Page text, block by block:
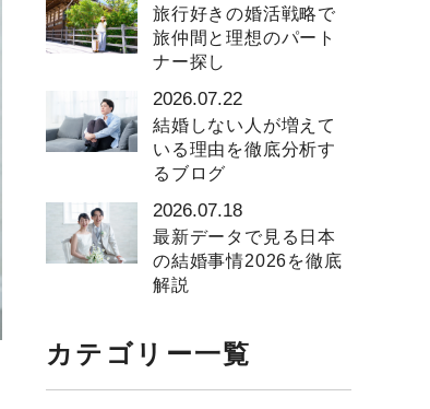
旅行好きの婚活戦略で
旅仲間と理想のパート
ナー探し
2026.07.22
結婚しない人が増えて
いる理由を徹底分析す
るブログ
2026.07.18
最新データで見る日本
の結婚事情2026を徹底
解説
カテゴリー一覧